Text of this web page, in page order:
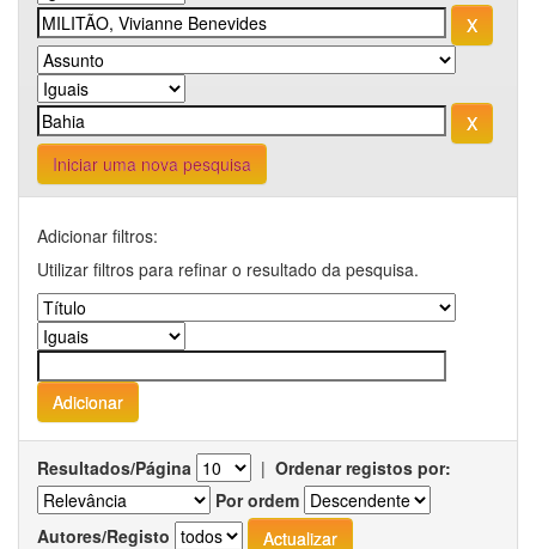
Iniciar uma nova pesquisa
Adicionar filtros:
Utilizar filtros para refinar o resultado da pesquisa.
Resultados/Página | Ordenar registos por:
Por ordem
Autores/Registo